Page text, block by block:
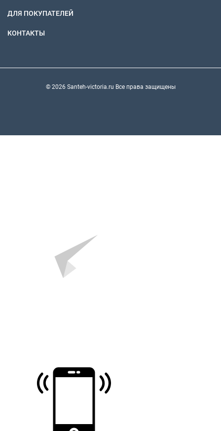
ДЛЯ ПОКУПАТЕЛЕЙ
КОНТАКТЫ
© 2026 Santeh-victoria.ru Все права защищены